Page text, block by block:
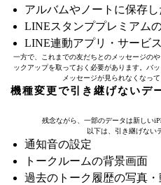
アルバムやノートに保存し
LINEスタンププレミアム
LINE連動アプリ・サービ
一方で、これまでの友だちとのメッセージの
ックアップを取っておく必要があります。バ
メッセージが見られなくなっ
機種変更で引き継げないデ
残念ながら、一部のデータは新しい
以下は、引き継げない
通知音の設定
トークルームの背景画面
過去のトーク履歴の写真